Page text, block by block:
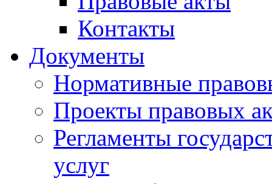
Контакты
Документы
Нормативные
Проекты правовых
Регламенты
услуг